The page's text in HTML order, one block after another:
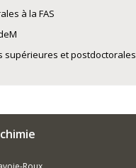
à la FAS
supérieures et postdoctorales